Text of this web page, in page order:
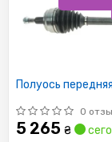
Полуось
0
5 265 ₴